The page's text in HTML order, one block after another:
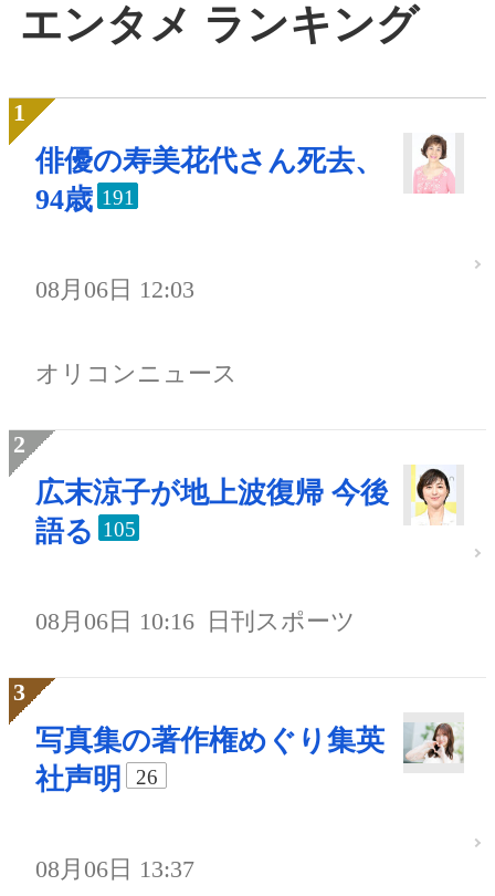
エンタメ ランキング
俳優の寿美花代さん死去、
94歳 191
08月06日 12:03
オリコンニュース
広末涼子が地上波復帰 今後
語る 105
08月06日 10:16 日刊スポーツ
写真集の著作権めぐり集英
社声明
26
08月06日 13:37